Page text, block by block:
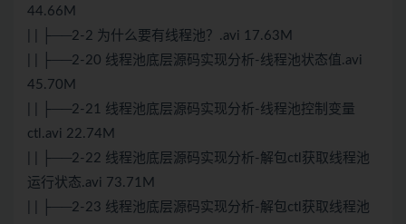
44.66M
| | ├──2-2 为什么要有线程池？.avi 17.63M
| | ├──2-20 线程池底层源码实现分析-线程池状态值.avi
45.70M
| | ├──2-21 线程池底层源码实现分析-线程池控制变量
ctl.avi 22.74M
| | ├──2-22 线程池底层源码实现分析-解包ctl获取线程池
运行状态.avi 73.71M
| | ├──2-23 线程池底层源码实现分析-解包ctl获取线程池